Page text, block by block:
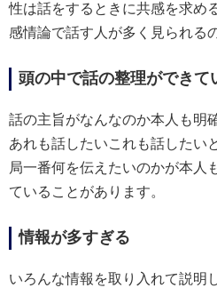
性は話をするときに共感を求め
感情論で話す人が多く見られる
頭の中で話の整理ができて
話の主旨がなんなのか本人も明
あれも話したいこれも話したい
局一番何を伝えたいのかが本人
ていることがあります。
情報が多すぎる
いろんな情報を取り入れて説明